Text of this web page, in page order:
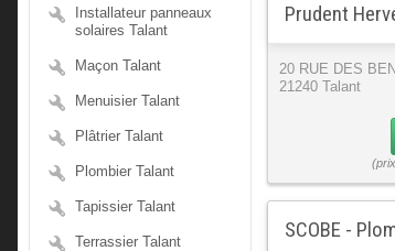
Installateur panneaux
solaires Talant
Maçon Talant
Menuisier Talant
Plâtrier Talant
Plombier Talant
Tapissier Talant
Terrassier Talant
Prudent
20 RUE DES
21240 Talant
SCOBE -